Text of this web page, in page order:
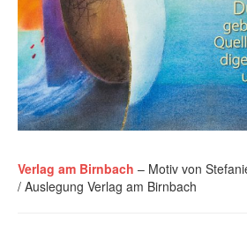
Verlag am Birnbach – Motiv von
/ Auslegung Verlag am Birnbach